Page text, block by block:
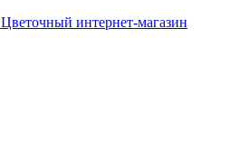
Цветочный интернет-магазин